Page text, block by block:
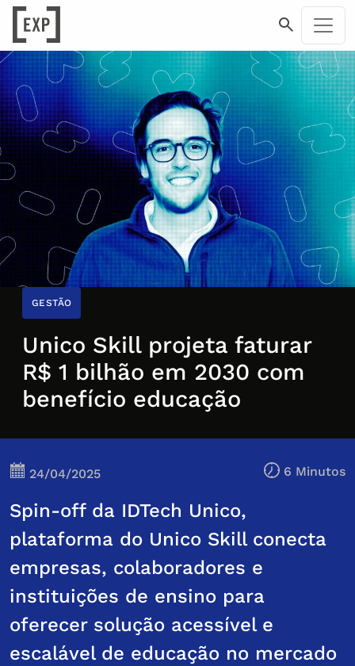
GESTÃO
Unico Skill projeta faturar
R$ 1 bilhão em 2030 com
benefício educação
24/04/2025 6 Minutos
Spin-off da IDTech Unico,
plataforma do Unico Skill conecta
empresas, colaboradores e
instituições de ensino para
oferecer solução acessível e
escalável de educação no mercado